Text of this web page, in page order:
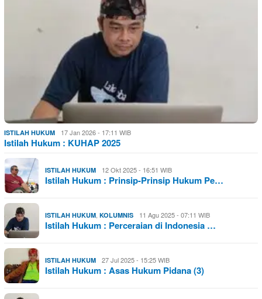
ISTILAH HUKUM 17 Jan 2026 - 17:11 WIB
Istilah Hukum : KUHAP 2025
ISTILAH HUKUM 12 Okt 2025 - 16:51 WIB
Istilah Hukum : Prinsip-Prinsip Hukum Pe…
ISTILAH HUKUM KOLUMNIS 11 Agu 2025 - 07:11 WIB
Istilah Hukum : Perceraian di Indonesia …
ISTILAH HUKUM 27 Jul 2025 - 15:25 WIB
Istilah Hukum : Asas Hukum Pidana (3)